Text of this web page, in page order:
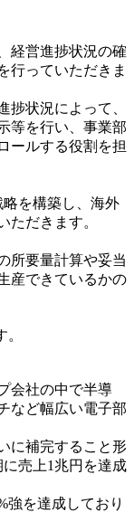
経営進捗状況の確
行っていただきま
状況によって、
等を行い、事業部
ールする役割を担
を構築し、海外
ただきます。
所要量計算や妥当
産できているかの
会社の中で半導
など幅広い電子部
に補完すること形
売上1兆円を達成
強を達成しており